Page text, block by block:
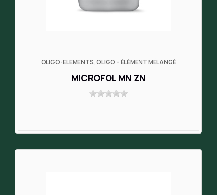
OLIGO-ELEMENTS, OLIGO – ÉLÉMENT MÉLANGÉ
MICROFOL MN ZN